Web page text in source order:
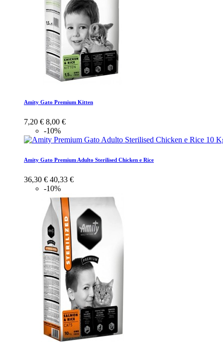
Amity Gato Premium Kitten
7,20 € 8,00 €
-10%
Amity Gato Premium Adulto Sterilised Chicken e Rice
36,30 € 40,33 €
-10%